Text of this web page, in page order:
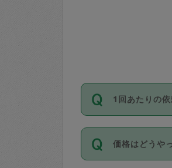
1回あたりの
依頼1回につ
い。機能をご
が必要です。
価格はどうや